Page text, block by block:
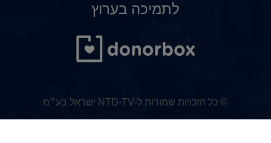
לתמיכה בערוץ
© כל הזכויות שמורות ל-NTD-TV ישראל בע״מ